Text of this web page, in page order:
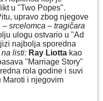
u "Two Popes".
upravo zbog njegove
– srcelomca – tragičara
ulogu ostvario u "Ad
najbolja sporedna
listi: Ray Liotta kao
"Marriage Story"
rola godine i suvi
Maroti i njegovim